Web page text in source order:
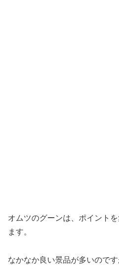
オムツのグーンは、ポイント
ます。
なかなか良い景品が多いので